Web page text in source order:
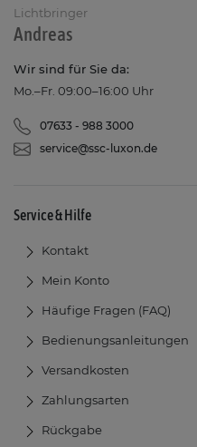
Lichtbringer
Andreas
Wir sind für Sie da:
Mo.–Fr. 09:00–16:00 Uhr
07633 - 988 3000
service@ssc-luxon.de
Service & Hilfe
Kontakt
Mein Konto
Häufige Fragen (FAQ)
Bedienungsanleitungen
Versandkosten
Zahlungsarten
Rückgabe